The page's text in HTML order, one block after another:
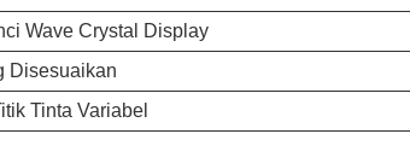
Wave Crystal Display
Disesuaikan
Tinta Variabel